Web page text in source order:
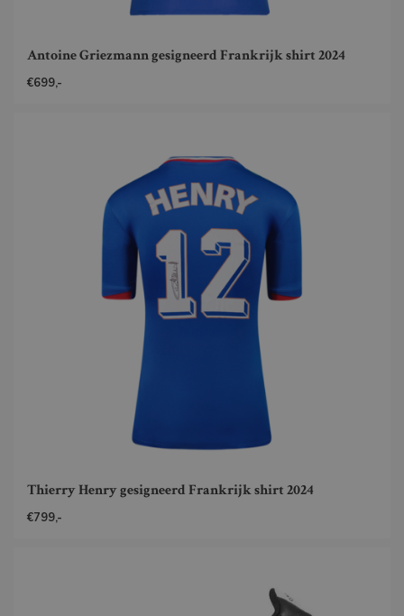
Antoine Griezmann gesigneerd Frankrijk shirt 2024
€699,-
Thierry Henry gesigneerd Frankrijk shirt 2024
€799,-